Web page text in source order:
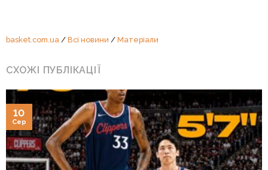
basket.com.ua / Всі новини / Матеріали
СХОЖІ ПУБЛІКАЦІЇ
10
Сер